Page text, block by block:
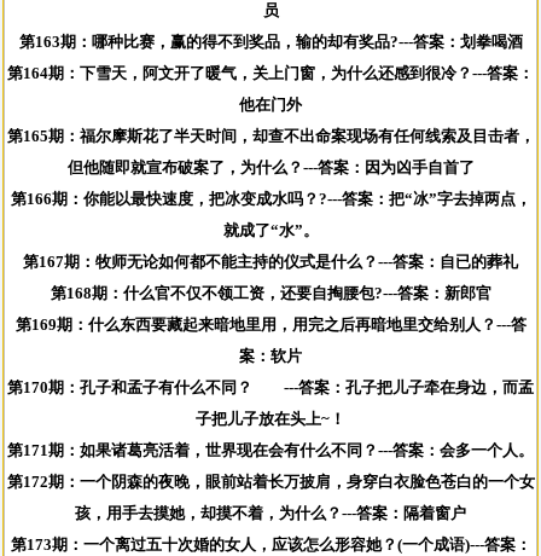
员
第163期：哪种比赛，赢的得不到奖品，输的却有奖品?---答案：划拳喝酒
第164期：下雪天，阿文开了暖气，关上门窗，为什么还感到很冷？---答案：
他在门外
第165期：福尔摩斯花了半天时间，却查不出命案现场有任何线索及目击者，
但他随即就宣布破案了，为什么？---答案：因为凶手自首了
第166期：你能以最快速度，把冰变成水吗？?---答案：把“冰”字去掉两点，
就成了“水”。
第167期：牧师无论如何都不能主持的仪式是什么？---答案：自已的葬礼
第168期：什么官不仅不领工资，还要自掏腰包?---答案：新郎官
第169期：什么东西要藏起来暗地里用，用完之后再暗地里交给别人？---答
案：软片
第170期：孔子和孟子有什么不同？ ---答案：孔子把儿子牵在身边，而孟
子把儿子放在头上~！
第171期：如果诸葛亮活着，世界现在会有什么不同？---答案：会多一个人。
第172期：一个阴森的夜晚，眼前站着长万披肩，身穿白衣脸色苍白的一个女
孩，用手去摸她，却摸不着，为什么？---答案：隔着窗户
第173期：一个离过五十次婚的女人，应该怎么形容她？(一个成语)---答案：